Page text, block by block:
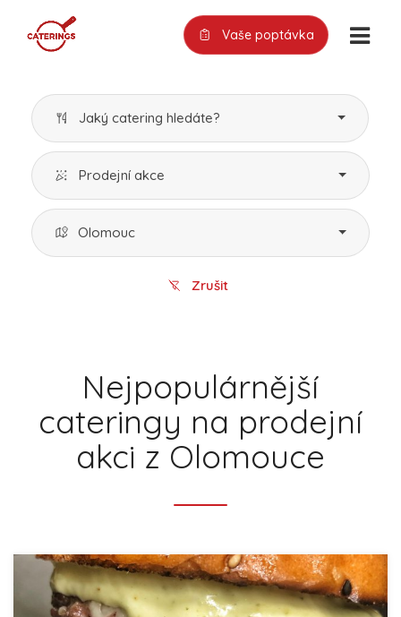
Vaše poptávka
Jaký catering hledáte?
Prodejní akce
Olomouc
Zrušit
Nejpopulárnější
cateringy na prodejní
akci z Olomouce